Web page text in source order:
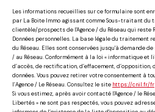
Les informations recueillies sur ce formulaire sont
par La Boite Immo agissant comme Sous-traitant du
clientèle/prospects de l'Agence / du Réseau qui reste
Données personnelles. La base légale du traitement
du Réseau. Elles sont conservées jusqu'à demande
/ au Réseau. Conformément à la loi « informatique et
d’accès, de rectification, d’effacement,
données. Vous pouvez retirer votre consentement à
l’Agence / Le Réseau. Consultez le site https://cnil.fr/fr
Si vous estimez, après avoir contacté l'Agence / le
Libertés » ne sont pas respectés, vous pouvez